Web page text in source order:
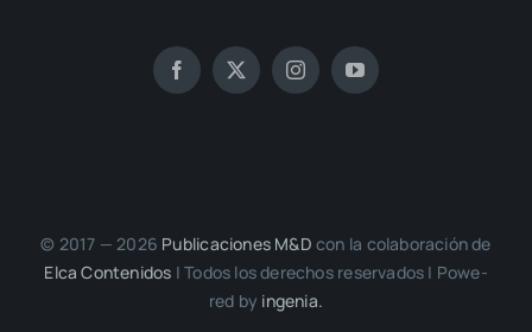
© 2017 — 2026 Publi­ca­cio­nes M&D con la cola­bo­ra­ción de
Elca Con­te­ni­dos | Todos los dere­chos reser­va­dos | Powe­
red by inge­nia.